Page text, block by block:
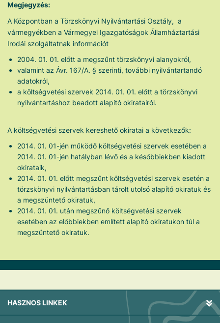
Megjegyzés:
A Központban a Törzskönyvi Nyilvántartási Osztály, a
vármegyékben a Vármegyei Igazgatóságok Államháztartási
Irodái szolgáltatnak információt
2004. 01. 01. előtt a megszűnt törzskönyvi alanyokról,
valamint az Ávr. 167/A. § szerinti, további nyilvántartandó
adatokról,
a költségvetési szervek 2014. 01. 01. előtt a törzskönyvi
nyilvántartáshoz beadott alapító okiratairól.
A költségvetési szervek kereshető okiratai a következők:
2014. 01. 01-jén működő költségvetési szervek esetében a
2014. 01. 01-jén hatályban lévő és a későbbiekben kiadott
okirataik,
2014. 01. 01. előtt megszűnt költségvetési szervek esetén a
törzskönyvi nyilvántartásban tárolt utolsó alapító okiratuk és
a megszüntető okiratuk,
2014. 01. 01. után megszűnő költségvetési szervek
esetében az előbbiekben említett alapító okiratukon túl a
megszüntető okiratuk.
HASZNOS LINKEK